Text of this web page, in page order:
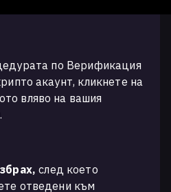
по Верификация
акаунт, кликнете на
вляво на вашия
след което
отведени към